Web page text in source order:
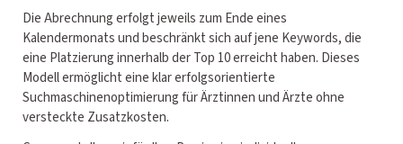
Die Abrechnung erfolgt jeweils zum Ende eines
Kalendermonats und beschränkt sich auf jene Keywords, die
eine Platzierung innerhalb der Top 10 erreicht haben. Dieses
Modell ermöglicht eine klar erfolgsorientierte
Suchmaschinenoptimierung für Ärztinnen und Ärzte ohne
versteckte Zusatzkosten.